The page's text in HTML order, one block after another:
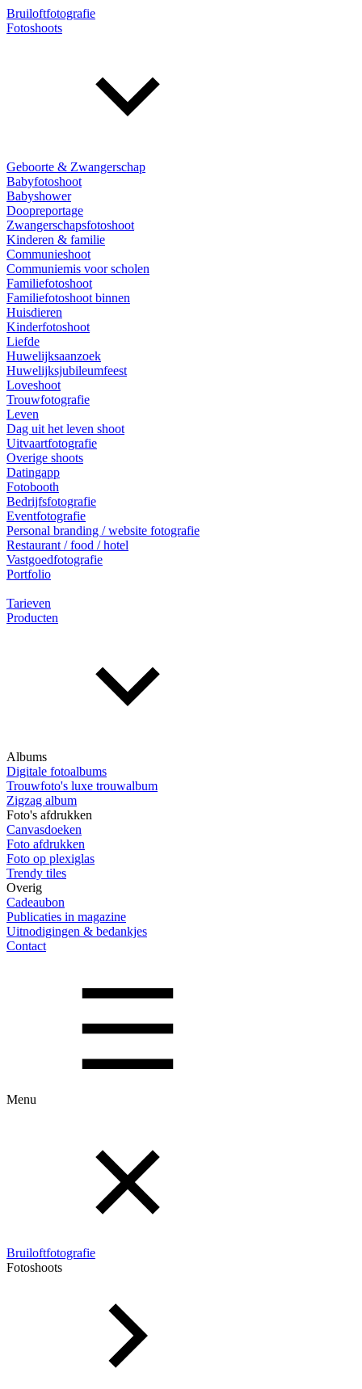
Bruiloftfotografie
Fotoshoots
Geboorte & Zwangerschap
Babyfotoshoot
Babyshower
Doopreportage
Zwangerschapsfotoshoot
Kinderen & familie
Communieshoot
Communiemis voor scholen
Familiefotoshoot
Familiefotoshoot binnen
Huisdieren
Kinderfotoshoot
Liefde
Huwelijksaanzoek
Huwelijksjubileumfeest
Loveshoot
Trouwfotografie
Leven
Dag uit het leven shoot
Uitvaartfotografie
Overige shoots
Datingapp
Fotobooth
Bedrijfsfotografie
Eventfotografie
Personal branding / website fotografie
Restaurant / food / hotel
Vastgoedfotografie
Portfolio
Tarieven
Producten
Albums
Digitale fotoalbums
Trouwfoto's luxe trouwalbum
Zigzag album
Foto's afdrukken
Canvasdoeken
Foto afdrukken
Foto op plexiglas
Trendy tiles
Overig
Cadeaubon
Publicaties in magazine
Uitnodigingen & bedankjes
Contact
Menu
Bruiloftfotografie
Fotoshoots